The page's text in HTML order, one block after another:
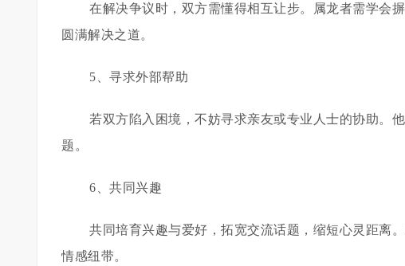
在解决争议时，双方需懂得相互让步。属龙者需学会
圆满解决之道。
5、寻求外部帮助
若双方陷入困境，不妨寻求亲友或专业人士的协助。
题。
6、共同兴趣
共同培育兴趣与爱好，拓宽交流话题，缩短心灵距离
情感纽带。